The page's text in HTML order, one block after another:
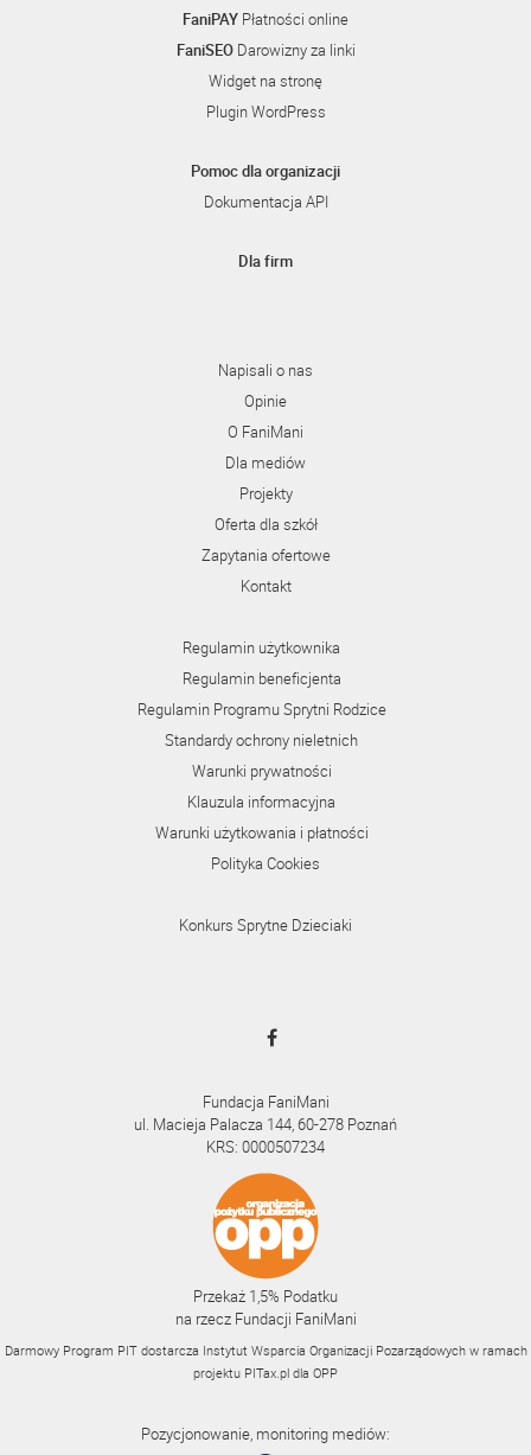
FaniPAY Płatności online
FaniSEODarowizny za linki
Widget na stronę
Plugin WordPress
Pomoc dla organizacji
Dokumentacja API
Dla firm
Napisali o nas
Opinie
O FaniMani
Dla mediów
Projekty
Oferta dla szkół
Zapytania ofertowe
Kontakt
Regulamin użytkownika
Regulamin beneficjenta
Regulamin Programu Sprytni Rodzice
Standardy ochrony nieletnich
Warunki prywatności
Klauzula informacyjna
Warunki użytkowania i płatności
Polityka Cookies
Konkurs Sprytne Dzieciaki
Fundacja FaniMani
ul. Macieja Palacza 144, 60-278 Poznań
KRS: 0000507234
Przekaż 1,5% Podatku
na rzecz Fundacji FaniMani
Darmowy Program PIT dostarcza Instytut Wsparcia Organizacji Pozarządowych w ramach
projektu PITax.pl dla OPP
Pozycjonowanie, monitoring mediów: